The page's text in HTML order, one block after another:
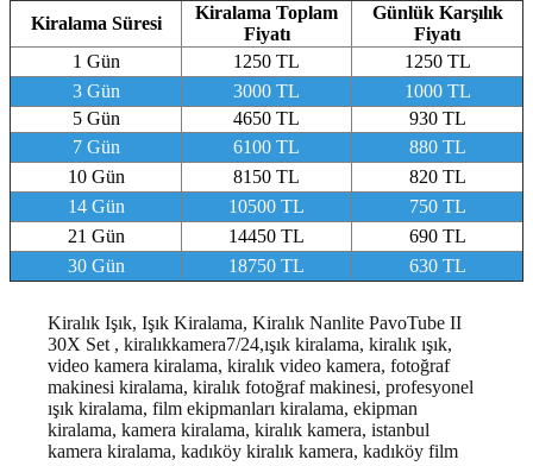
Kiralama Süresi
Kiralama Toplam
Fiyatı
Günlük Karşılık
Fiyatı
1 Gün
1250 TL
1250 TL
3 Gün
3000 TL
1000 TL
5 Gün
4650 TL
930 TL
7 Gün
6100 TL
880 TL
10 Gün
8150 TL
820 TL
14 Gün
10500 TL
750 TL
21 Gün
14450 TL
690 TL
30 Gün
18750 TL 630 TL
Kiralık Işık, Işık Kiralama, Kiralık Nanlite PavoTube II
30X Set , kiralıkkamera7/24,ışık kiralama, kiralık ışık,
video kamera kiralama, kiralık video kamera, fotoğraf
makinesi kiralama, kiralık fotoğraf makinesi, profesyonel
ışık kiralama, film ekipmanları kiralama, ekipman
kiralama, kamera kiralama, kiralık kamera, istanbul
kamera kiralama, kadıköy kiralık kamera, kadıköy film